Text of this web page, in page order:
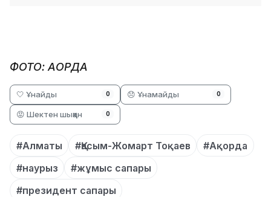
ФОТО: АҚОРДА
🤍 Ұнайды 0 😞 Ұнамайды 0
😡 Шектен шыққан 0
#Алматы #Қасым-Жомарт Тоқаев
#Ақорда
#наурыз
#жұмыс сапары
#президент сапары